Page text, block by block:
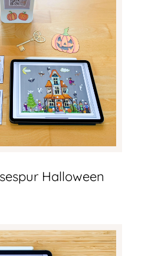
Halloween